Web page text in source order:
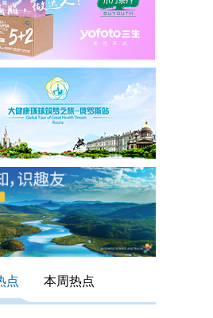
点 本周热点